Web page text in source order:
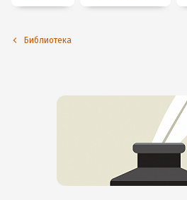
Библиотека